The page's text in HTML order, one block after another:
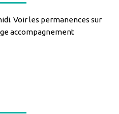
Voir les permanences sur
accompagnement